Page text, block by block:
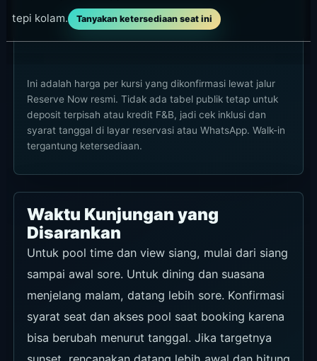
tepi kolam.
Tanyakan ketersediaan seat ini
Ini adalah harga per kursi yang dikonfirmasi lewat jalur
Reserve Now resmi. Tidak ada tabel publik tetap untuk
deposit terpisah atau kredit F&B, jadi cek inklusi dan
syarat tanggal di layar reservasi atau WhatsApp. Walk-in
tergantung ketersediaan.
Waktu Kunjungan yang
Disarankan
Untuk pool time dan view siang, mulai dari siang
sampai awal sore. Untuk dining dan suasana
menjelang malam, datang lebih sore. Konfirmasi
syarat seat dan akses pool saat booking karena
bisa berubah menurut tanggal. Jika targetnya